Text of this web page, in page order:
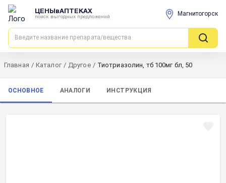
ЦЕНЫвАПТЕКАХ
поиск выгодных предложений Магнитогорск
Главная / Каталог / Другое / Тиотриазолин, тб 100мг бл, 50
ОСНОВНОЕ АНАЛОГИ ИНСТРУКЦИЯ